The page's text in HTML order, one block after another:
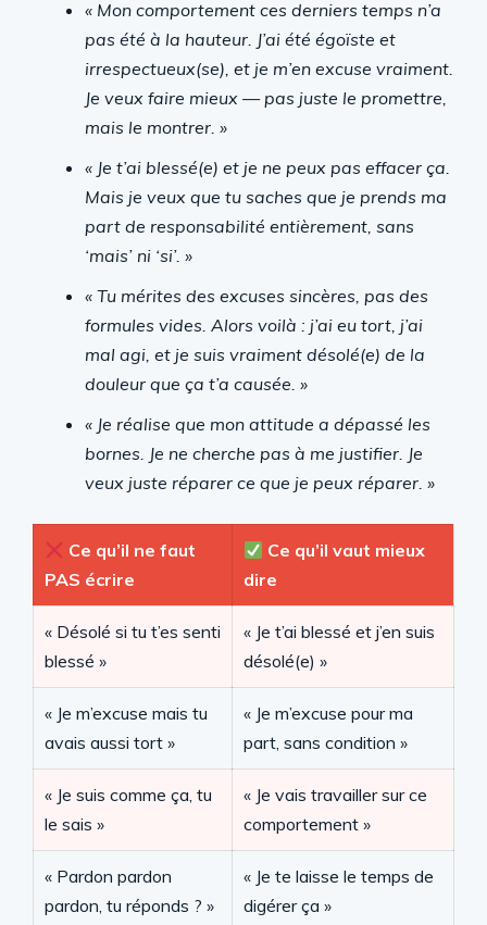
« Mon comportement ces derniers temps n’a
pas été à la hauteur. J’ai été égoïste et
irrespectueux(se), et je m’en excuse vraiment.
Je veux faire mieux — pas juste le promettre,
mais le montrer. »
« Je t’ai blessé(e) et je ne peux pas effacer ça.
Mais je veux que tu saches que je prends ma
part de responsabilité entièrement, sans
‘mais’ ni ‘si’. »
« Tu mérites des excuses sincères, pas des
formules vides. Alors voilà : j’ai eu tort, j’ai
mal agi, et je suis vraiment désolé(e) de la
douleur que ça t’a causée. »
« Je réalise que mon attitude a dépassé les
bornes. Je ne cherche pas à me justifier. Je
veux juste réparer ce que je peux réparer. »
Ce qu’il ne faut
PAS écrire
Ce qu’il vaut mieux
dire
« Désolé si tu t’es senti
blessé »
« Je t’ai blessé et j’en suis
désolé(e) »
« Je m’excuse mais tu
avais aussi tort »
« Je m’excuse pour ma
part, sans condition »
« Je suis comme ça, tu
le sais »
« Je vais travailler sur ce
comportement »
« Pardon pardon
pardon, tu réponds ? »
« Je te laisse le temps de
digérer ça »